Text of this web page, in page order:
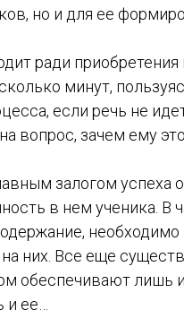
но и для ее
ради
минут,
если речь не
вопрос, зачем ему
залогом успеха
в нем ученика. В
необходимо
них. Все еще
обеспечивают
ее…